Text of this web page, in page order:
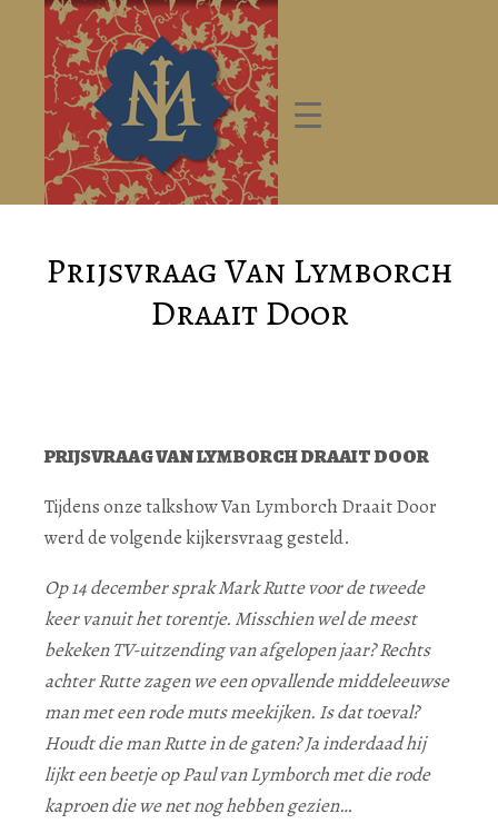
Prijsvraag Van Lymborch
Draait Door
PRIJSVRAAG VAN LYMBORCH DRAAIT DOOR
Tijdens onze talkshow Van Lymborch Draait Door
werd de volgende kijkersvraag gesteld.
Op 14 december sprak Mark Rutte voor de tweede
keer vanuit het torentje. Misschien wel de meest
bekeken TV-uitzending van afgelopen jaar?Rechts
achter Rutte zagen we een opvallende middeleeuwse
man met een rode muts meekijken. Is dat toeval?
Houdt die man Rutte in de gaten? Ja inderdaad hij
lijkt een beetje op Paul van Lymborch met die rode
kaproen die we net nog hebben gezien…